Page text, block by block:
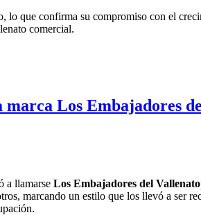
que confirma su compromiso con el
comercial.
Los Embajadores
a llamarse Los Embajadores del Vallenato
marcando un estilo que los llevó a ser